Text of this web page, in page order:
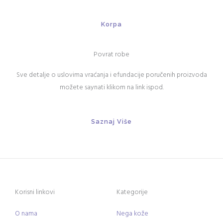
Korpa
Povrat robe
Sve detalje o uslovima vraćanja i efundacije poručenih proizvoda
možete saynati klikom na link ispod.
Saznaj Više
Korisni linkovi
O nama
Kategorije
Nega kože